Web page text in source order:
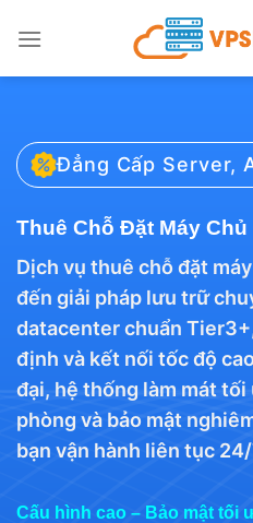
qua
Đẳng Cấp Server,
Thuê Chỗ Đặt Máy
Dịch vụ thuê chỗ đặt
đến giải pháp lưu trữ
datacenter chuẩn
định và kết nối tốc độ
đại, hệ thống làm mát
phòng và bảo mật
bạn vận hành liên tục 24/
Cấu hình cao – Bảo mật tối